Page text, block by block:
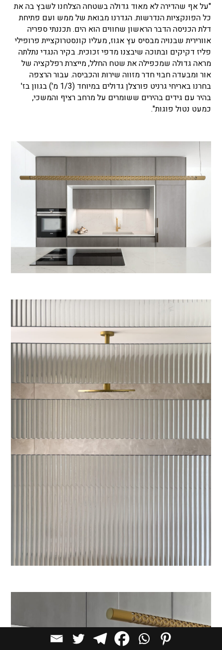
"על אף שהדירה לא מאוד גדולה בשטחה הצלחנו לשבץ בה את
כל הפונקציות הנדרשות. הגדרנו מבואת של ממש ועם פתיחת
דלת הכניסה הדבר הראשון שחווים הוא הים. תכננתי ספריה
אוורירית שבנויה מבסיס עץ אגוז, מעליו קונסטרוקציית פרופילי
פליז דקיקים ובתוכה שיבצנו מדפי זכוכית. בקיר הנגדי נתלתה
מראה גדולה שמכפילה את שטח החלל, מייצרת רפלקציה של
אור ומבעדה חבוי חדר מזווה שירות והכביסה. עבור הרצפה
בחרנו באריחי גרניט פורצלן גדולים במיוחד (1/3 מ') בגוון בז'
בהיר עם גידים בהירים ששומרים על מרחב רציף והמשכי,
כמעט נטול פוגות".